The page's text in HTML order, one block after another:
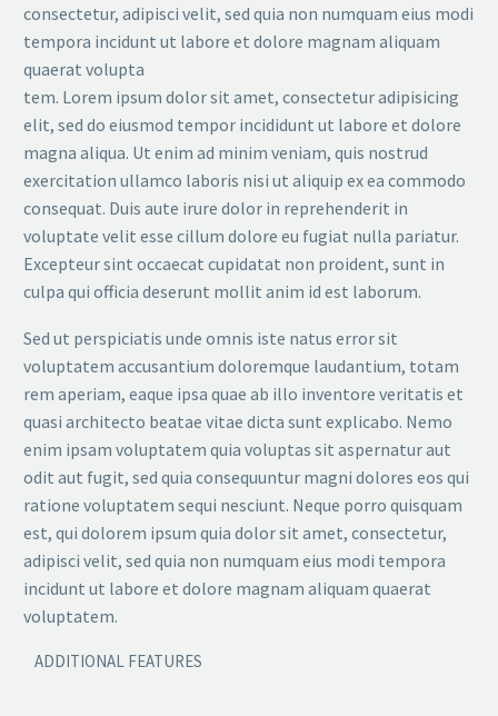
consectetur, adipisci velit, sed quia non numquam eius modi
tempora incidunt ut labore et dolore magnam aliquam
quaerat volupta
tem. Lorem ipsum dolor sit amet, consectetur adipisicing
elit, sed do eiusmod tempor incididunt ut labore et dolore
magna aliqua. Ut enim ad minim veniam, quis nostrud
exercitation ullamco laboris nisi ut aliquip ex ea commodo
consequat. Duis aute irure dolor in reprehenderit in
voluptate velit esse cillum dolore eu fugiat nulla pariatur.
Excepteur sint occaecat cupidatat non proident, sunt in
culpa qui officia deserunt mollit anim id est laborum.
Sed ut perspiciatis unde omnis iste natus error sit
voluptatem accusantium doloremque laudantium, totam
rem aperiam, eaque ipsa quae ab illo inventore veritatis et
quasi architecto beatae vitae dicta sunt explicabo. Nemo
enim ipsam voluptatem quia voluptas sit aspernatur aut
odit aut fugit, sed quia consequuntur magni dolores eos qui
ratione voluptatem sequi nesciunt. Neque porro quisquam
est, qui dolorem ipsum quia dolor sit amet, consectetur,
adipisci velit, sed quia non numquam eius modi tempora
incidunt ut labore et dolore magnam aliquam quaerat
voluptatem.
ADDITIONAL FEATURES​